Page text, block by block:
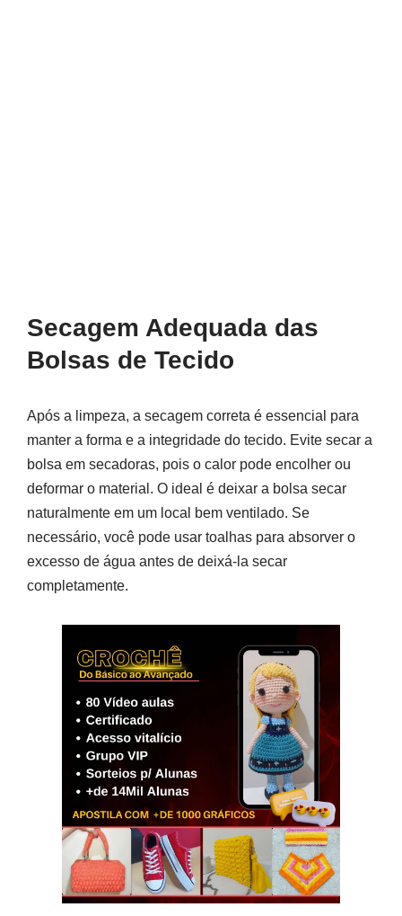
Secagem Adequada das
Bolsas de Tecido
Após a limpeza, a secagem correta é essencial para
manter a forma e a integridade do tecido. Evite secar a
bolsa em secadoras, pois o calor pode encolher ou
deformar o material. O ideal é deixar a bolsa secar
naturalmente em um local bem ventilado. Se
necessário, você pode usar toalhas para absorver o
excesso de água antes de deixá-la secar
completamente.